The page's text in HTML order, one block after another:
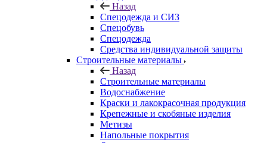
Назад
Спецодежда и СИЗ
Спецобувь
Спецодежда
Средства индивидуальной защиты
Строительные материалы
Назад
Строительные материалы
Водоснабжение
Краски и лакокрасочная продукция
Крепежные и скобяные изделия
Метизы
Напольные покрытия